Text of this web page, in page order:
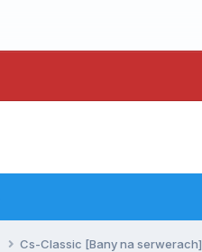
Cs-Classic [Bany na serwerach]